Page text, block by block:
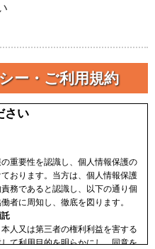
ー・ご利用規約
さい
重要性を認識し、個人情報保護の
おります。当方は、個人情報保護
務であると認識し、以下の通り個
者に周知し、徹底を図ります。
人又は第三者の権利利益を害する
て利用目的を明らかにし、同意を